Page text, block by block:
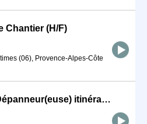
Chantier (H/F)
(06), Provence-Alpes-Côte
Mécanicien(ne) TP / Dépanneur(euse) itinérant(e) (H/F)